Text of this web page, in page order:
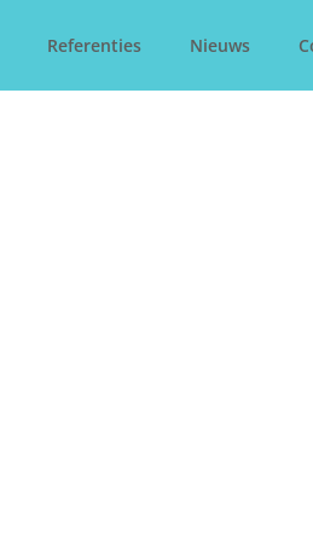
Referenties Nieuws